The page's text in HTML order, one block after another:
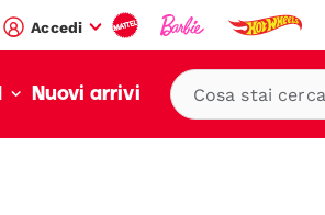
Accedi
Nuovi arrivi